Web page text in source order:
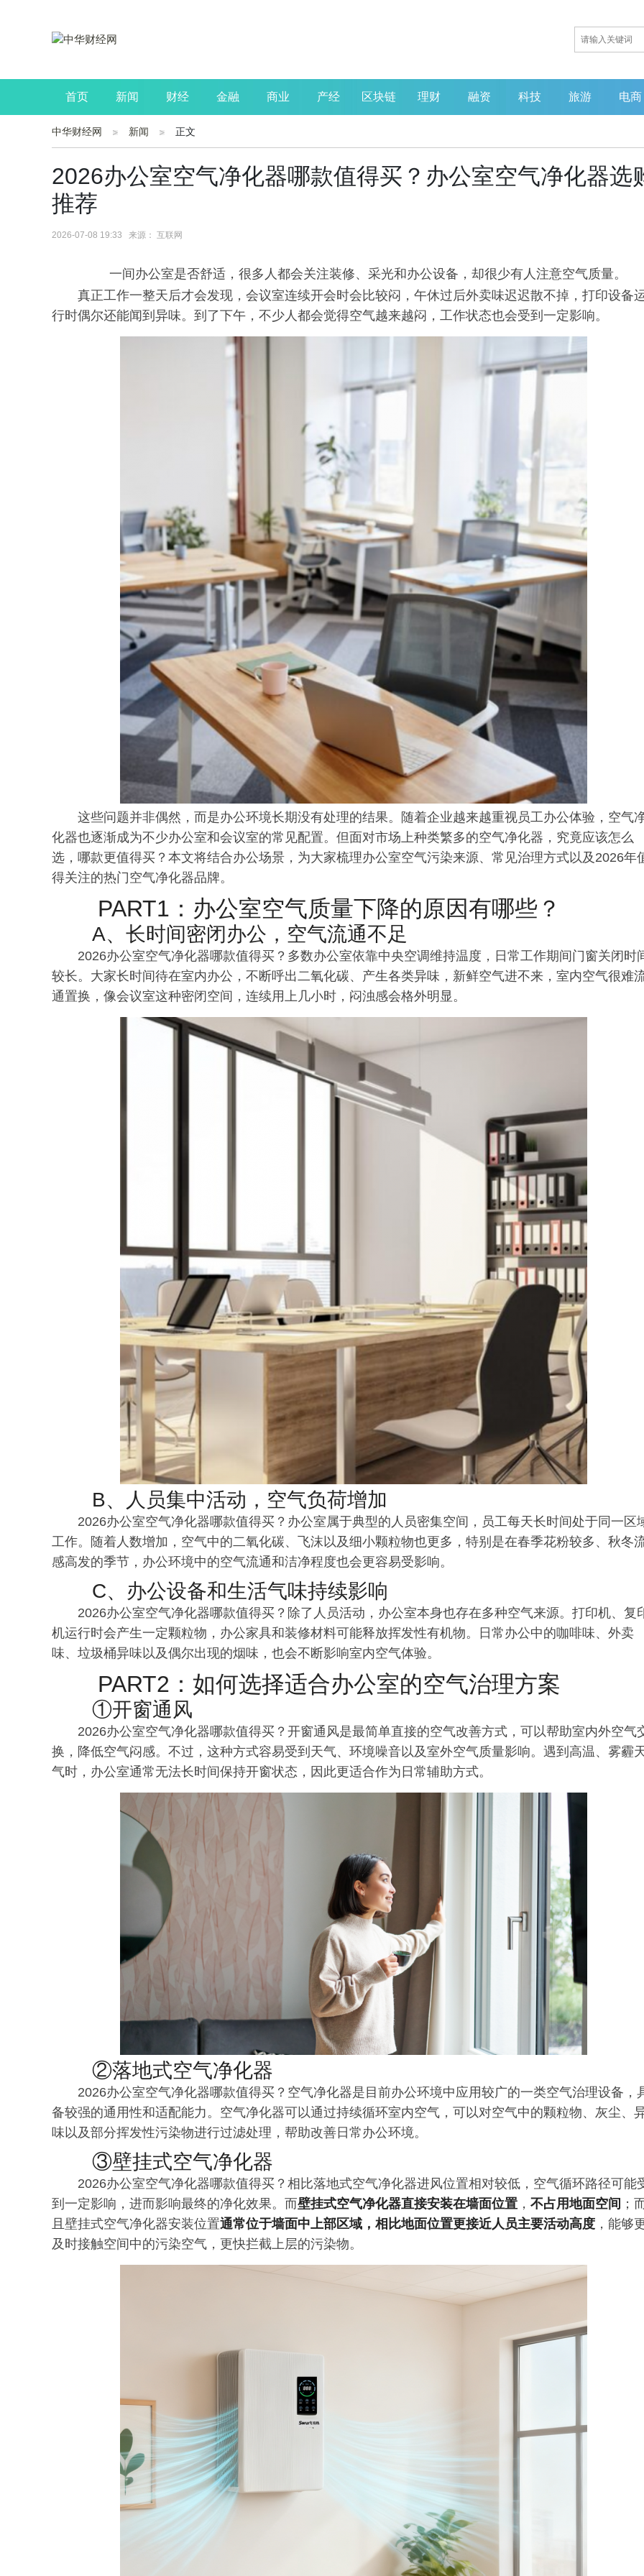
首页 新闻 财经 金融 商业 产经 区块链 理财 融资 科技 旅游 电商
公司 生活 读书
中华财经网 新闻 正文
2026办公室空气净化器哪款值得买？办公室空气净化器选
推荐
2026-07-08 19:33 来源： 互联网
一间办公室是否舒适，很多人都会关注装修、采光和办公设备，却很少有人注意空气质量。
真正工作一整天后才会发现，会议室连续开会时会比较闷，午休过后外卖味迟迟散不掉，打印设备
行时偶尔还能闻到异味。到了下午，不少人都会觉得空气越来越闷，工作状态也会受到一定影响。
这些问题并非偶然，而是办公环境长期没有处理的结果。随着企业越来越重视员工办公体验，空气
化器也逐渐成为不少办公室和会议室的常见配置。但面对市场上种类繁多的空气净化器，究竟应该怎么
选，哪款更值得买？本文将结合办公场景，为大家梳理办公室空气污染来源、常见治理方式以及2026年
得关注的热门空气净化器品牌。
PART1：办公室空气质量下降的原因有哪些？
A、长时间密闭办公，空气流通不足
2026办公室空气净化器哪款值得买？多数办公室依靠中央空调维持温度，日常工作期间门窗关闭时
较长。大家长时间待在室内办公，不断呼出二氧化碳、产生各类异味，新鲜空气进不来，室内空气很难
通置换，像会议室这种密闭空间，连续用上几小时，闷浊感会格外明显。
B、人员集中活动，空气负荷增加
2026办公室空气净化器哪款值得买？办公室属于典型的人员密集空间，员工每天长时间处于同一区
工作。随着人数增加，空气中的二氧化碳、飞沫以及细小颗粒物也更多，特别是在春季花粉较多、秋冬
感高发的季节，办公环境中的空气流通和洁净程度也会更容易受影响。
C、办公设备和生活气味持续影响
2026办公室空气净化器哪款值得买？除了人员活动，办公室本身也存在多种空气来源。打印机、复
机运行时会产生一定颗粒物，办公家具和装修材料可能释放挥发性有机物。日常办公中的咖啡味、外卖
味、垃圾桶异味以及偶尔出现的烟味，也会不断影响室内空气体验。
PART2：如何选择适合办公室的空气治理方案
①开窗通风
2026办公室空气净化器哪款值得买？开窗通风是最简单直接的空气改善方式，可以帮助室内外空气
换，降低空气闷感。不过，这种方式容易受到天气、环境噪音以及室外空气质量影响。遇到高温、雾霾
气时，办公室通常无法长时间保持开窗状态，因此更适合作为日常辅助方式。
②落地式空气净化器
2026办公室空气净化器哪款值得买？空气净化器是目前办公环境中应用较广的一类空气治理设备，
备较强的通用性和适配能力。空气净化器可以通过持续循环室内空气，可以对空气中的颗粒物、灰尘、
味以及部分挥发性污染物进行过滤处理，帮助改善日常办公环境。
③壁挂式空气净化器
2026办公室空气净化器哪款值得买？相比落地式空气净化器进风位置相对较低，空气循环路径可能
到一定影响，进而影响最终的净化效果。而壁挂式空气净化器直接安装在墙面位置 ， 不占用地面空间 ；
且壁挂式空气净化器安装位置通常位于墙面中上部区域，相比地面位置更接近人员主要活动高度 ，能够
及时接触空间中的污染空气，更快拦截上层的污染物。